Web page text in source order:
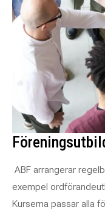
ABF arrangerar
exempel
Kurserna passar alla